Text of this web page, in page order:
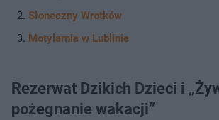
Słoneczny Wrotków
Motylarnia w Lublinie
Rezerwat Dzikich Dzieci i
pożegnanie wakacji”